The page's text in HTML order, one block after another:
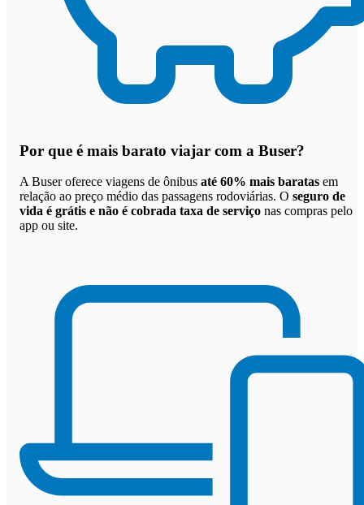
Por que é mais barato viajar com a Buser?
A Buser oferece viagens de ônibus até 60% mais baratas em
relação ao preço médio das passagens rodoviárias. O seguro de
vida é grátis e não é cobrada taxa de serviço nas compras pelo
app ou site.